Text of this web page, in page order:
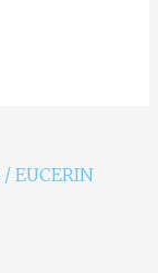
/ EUCERIN